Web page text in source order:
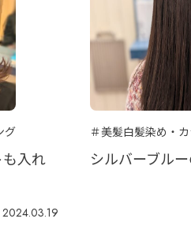
グ
入れ
2024.03.19
＃美髪白髪染め・
シルバーブル